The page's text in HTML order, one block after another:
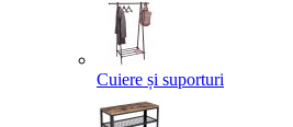
Cuiere și suporturi